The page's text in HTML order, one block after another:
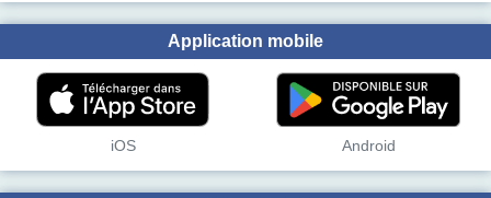
Application mobile
iOS Android